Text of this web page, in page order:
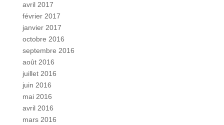
avril 2017
février 2017
janvier 2017
octobre 2016
septembre 2016
août 2016
juillet 2016
juin 2016
mai 2016
avril 2016
mars 2016